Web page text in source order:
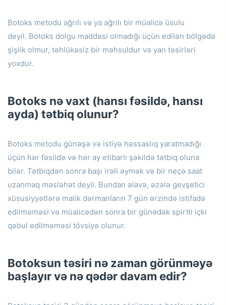
Botoks metodu ağrılı və ya ağrılı bir müalicə üsulu
deyil. Botoks dolgu maddəsi olmadığı üçün edilən bölgədə
şişlik olmur, təhlükəsiz bir məhsuldur və yan təsirləri
yoxdur.
Botoks nə vaxt (hansı fəsildə, hansı
ayda) tətbiq olunur?
Botoks metodu günəşə və istiyə həssaslıq yaratmadığı
üçün hər fəsildə və hər ay etibarlı şəkildə tətbiq oluna
bilər. Tətbiqdən sonra başı irəli əymək və bir neçə saat
uzanmaq məsləhət deyil. Bundan əlavə, əzələ gevşetici
xüsusiyyətlərə malik dərmanların 7 gün ərzində istifadə
edilməməsi və müalicədən sonra bir günədək spirtli içki
qəbul edilməməsi tövsiyə olunur.
Botoksun təsiri nə zaman görünməyə
başlayır və nə qədər davam edir?